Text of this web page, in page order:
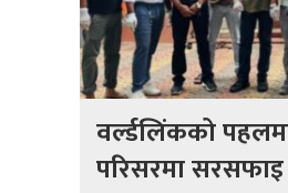
वर्ल्डलिंकको
परिसरमा सरसफाइ